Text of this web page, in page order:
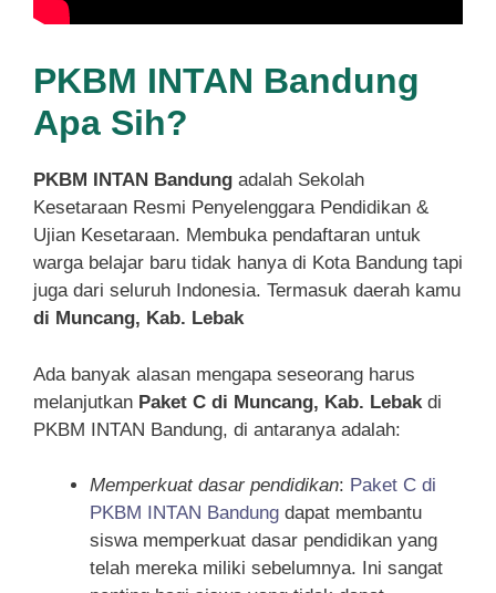
PKBM INTAN Bandung
Apa Sih?
PKBM INTAN Bandung adalah Sekolah
Kesetaraan Resmi Penyelenggara Pendidikan &
Ujian Kesetaraan. Membuka pendaftaran untuk
warga belajar baru tidak hanya di Kota Bandung tapi
juga dari seluruh Indonesia. Termasuk daerah kamu
di Muncang, Kab. Lebak
Ada banyak alasan mengapa seseorang harus
melanjutkan Paket C di Muncang, Kab. Lebak di
PKBM INTAN Bandung, di antaranya adalah:
Memperkuat dasar pendidikan: Paket C di
PKBM INTAN Bandung dapat membantu
siswa memperkuat dasar pendidikan yang
telah mereka miliki sebelumnya. Ini sangat